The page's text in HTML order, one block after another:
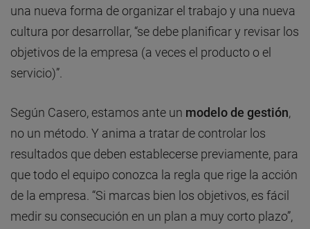
una nueva forma de organizar el trabajo y una nueva
cultura por desarrollar, “se debe planificar y revisar los
objetivos de la empresa (a veces el producto o el
servicio)”.
Según Casero, estamos ante un modelo de gestión,
no un método. Y anima a tratar de controlar los
resultados que deben establecerse previamente, para
que todo el equipo conozca la regla que rige la acción
de la empresa. “Si marcas bien los objetivos, es fácil
medir su consecución en un plan a muy corto plazo”,